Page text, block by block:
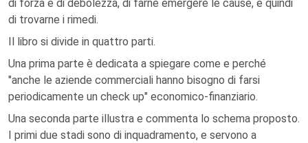
di forza e di debolezza, di farne emergere le cause, e quindi
di trovarne i rimedi.
Il libro si divide in quattro parti.
Una prima parte è dedicata a spiegare come e perché
"anche le aziende commerciali hanno bisogno di farsi
periodicamente un check up" economico-finanziario.
Una seconda parte illustra e commenta lo schema proposto.
I primi due stadi sono di inquadramento, e servono a